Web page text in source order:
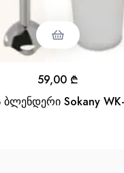
ბლენდერი Sokany
59,00 ₾